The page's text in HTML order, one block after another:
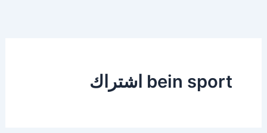
bein sport اشتراك